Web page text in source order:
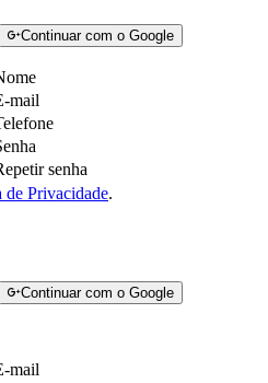
Continuar com o Google
mail
senha
de Privacidade.
Continuar com o Google
mail